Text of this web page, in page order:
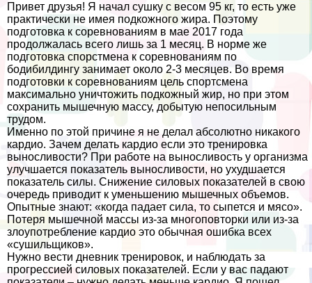
Привет друзья! Я начал сушку с весом 95 кг, то есть уже
пpaктически не имея подкожного жира. Поэтому
подготовка к соревнованиям в мае 2017 года
продолжалась всего лишь за 1 месяц. В норме же
подготовка спорстмена к соревнованиям по
бодибилдингу занимает около 2-3 месяцев. Во время
подготовки к соревнованиям цель спортсмена
максимально уничтожить подкожный жир, но при этом
сохранить мышечную массу, добытую непосильным
трудом.
Именно по этой причине я не делал абсолютно никакого
кардио. Зачем делать кардио если это тренировка
выносливости? При работе на выносливость у организма
улучшается показатель выносливости, но ухудшается
показатель силы. Снижение силовых показателей в свою
очередь приводит к уменьшению мышечных объемов.
Опытные знают: «когда падает сила, то сыпется и мясо».
Потеря мышечной массы из-за многоповторки или из-за
злоупотрeбление кардио это обычная ошибка всех
«сушильщиков».
Нужно вести дневник тренировок, и наблюдать за
прогрессией силовых показателей. Если у вас падают